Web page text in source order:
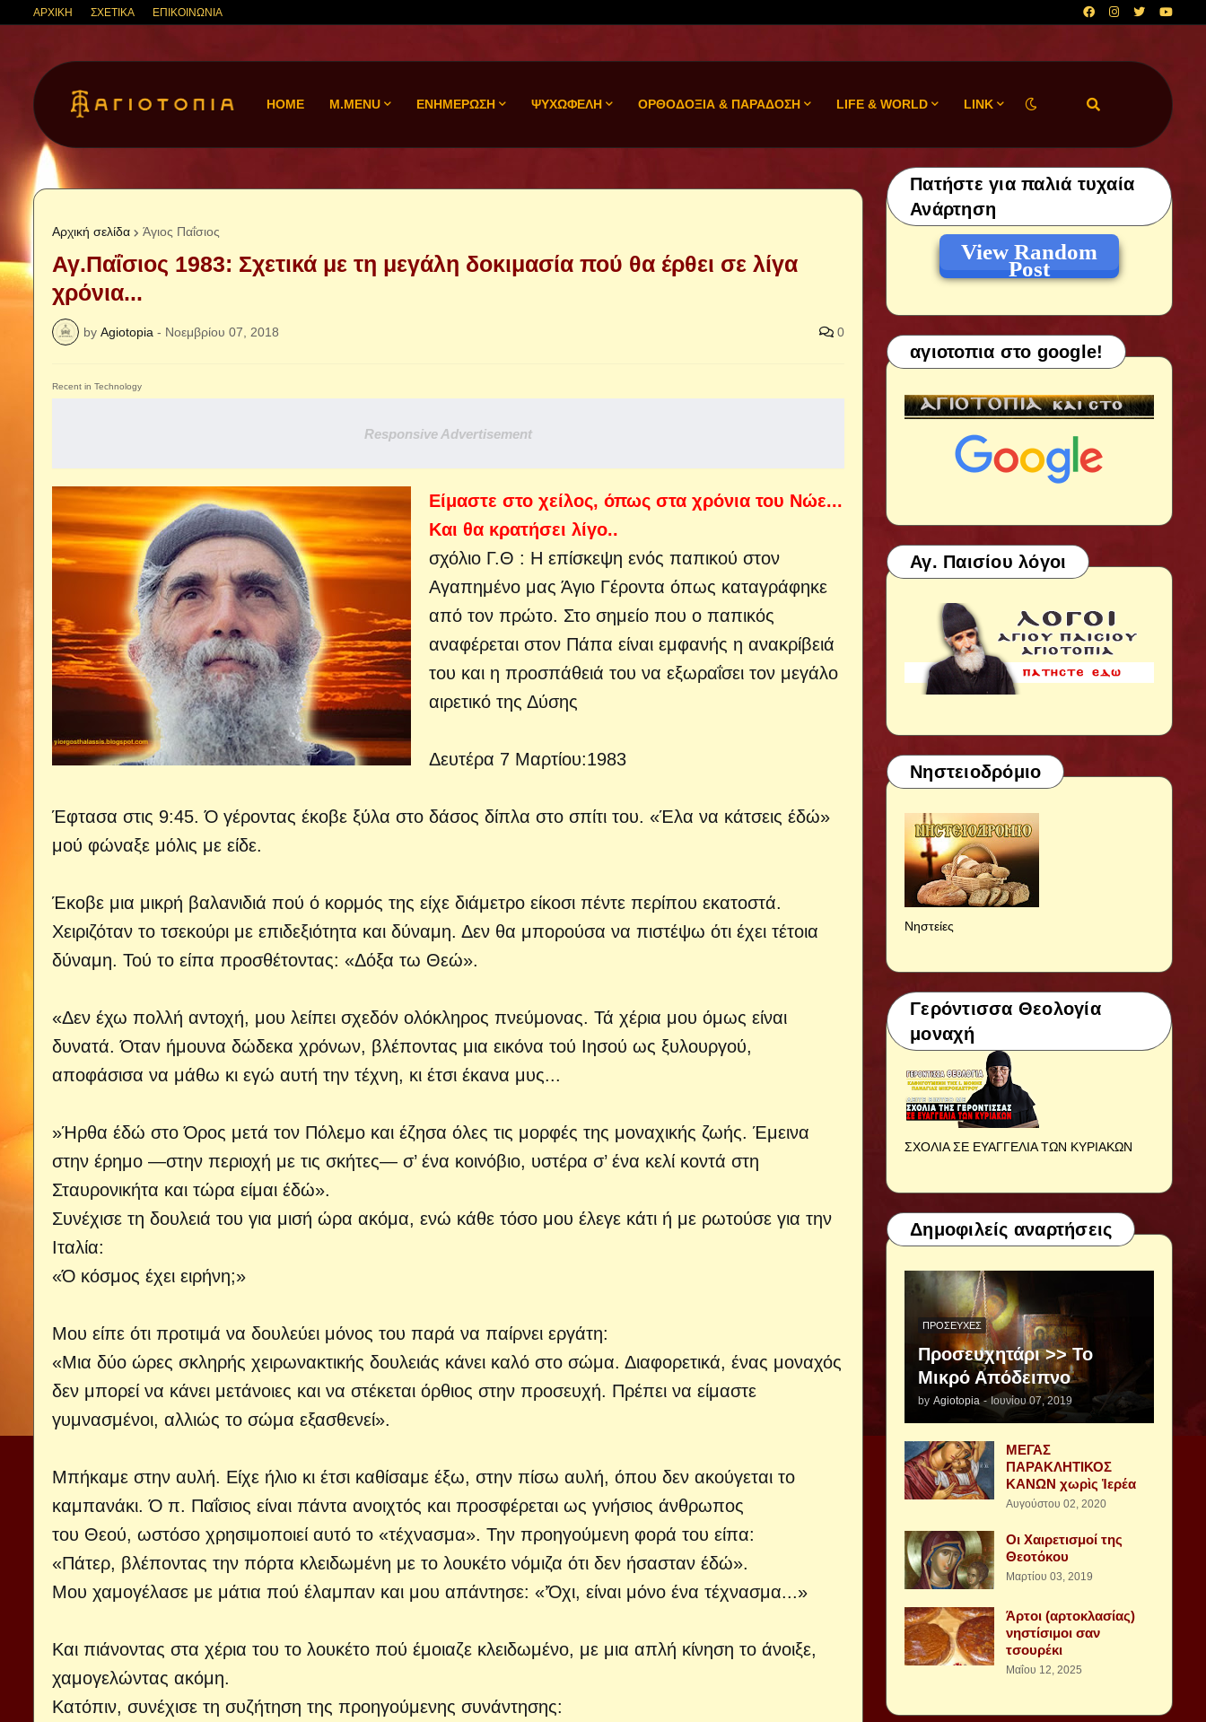
ΑΡΧΙΚΗ ΣΧΕΤΙΚΑ ΕΠΙΚΟΙΝΩΝΙΑ
HOME M.MENU ΕΝΗΜΕΡΩΣΗ ΨΥΧΩΦΕΛΗ ΟΡΘΟΔΟΞΙΑ & ΠΑΡΑΔΟΣΗ LIFE & WORLD LINK
Αρχική σελίδα Άγιος Παΐσιος
Αγ.Παΐσιος 1983: Σχετικά με τη μεγάλη δοκιμασία πού θα έρθει σε λίγα
χρόνια...
by Agiotopia - Νοεμβρίου 07, 2018 0
Recent in Technology
Responsive Advertisement
Είμαστε στο χείλος, όπως στα χρόνια του Νώε...
Και θα κρατήσει λίγο..
σχόλιο Γ.Θ : Η επίσκεψη ενός παπικού στον
Αγαπημένο μας Άγιο Γέροντα όπως καταγράφηκε
από τον πρώτο. Στο σημείο που ο παπικός
αναφέρεται στον Πάπα είναι εμφανής η ανακρίβειά
του και η προσπάθειά του να εξωραΐσει τον μεγάλο
αιρετικό της Δύσης
Δευτέρα 7 Μαρτίου:1983
Έφτασα στις 9:45. Ό γέροντας έκοβε ξύλα στο δάσος δίπλα στο σπίτι του. «Έλα να κάτσεις έδώ»
μού φώναξε μόλις με είδε.
Έκοβε μια μικρή βαλανιδιά πού ό κορμός της είχε διάμετρο είκοσι πέντε περίπου εκατοστά.
Χειριζόταν το τσεκούρι με επιδεξιότητα και δύναμη. Δεν θα μπορούσα να πιστέψω ότι έχει τέτοια
δύναμη. Τού το είπα προσθέτοντας: «Δόξα τω Θεώ».
«Δεν έχω πολλή αντοχή, μου λείπει σχεδόν ολόκληρος πνεύμονας. Τά χέρια μου όμως είναι
δυνατά. Όταν ήμουνα δώδεκα χρόνων, βλέποντας μια εικόνα τού Ιησού ως ξυλουργού,
αποφάσισα να μάθω κι εγώ αυτή την τέχνη, κι έτσι έκανα μυς...
»Ήρθα έδώ στο Όρος μετά τον Πόλεμο και έζησα όλες τις μορφές της μοναχικής ζωής. Έμεινα
στην έρημο —στην περιοχή με τις σκήτες— σ’ ένα κοινόβιο, υστέρα σ’ ένα κελί κοντά στη
Σταυρονικήτα και τώρα είμαι έδώ».
Συνέχισε τη δουλειά του για μισή ώρα ακόμα, ενώ κάθε τόσο μου έλεγε κάτι ή με ρωτούσε για την
Ιταλία:
«Ό κόσμος έχει ειρήνη;»
Μου είπε ότι προτιμά να δουλεύει μόνος του παρά να παίρνει εργάτη:
«Μια δύο ώρες σκληρής χειρωνακτικής δουλειάς κάνει καλό στο σώμα. Διαφορετικά, ένας μοναχός
δεν μπορεί να κάνει μετάνοιες και να στέκεται όρθιος στην προσευχή. Πρέπει να είμαστε
γυμνασμένοι, αλλιώς το σώμα εξασθενεί».
Μπήκαμε στην αυλή. Είχε ήλιο κι έτσι καθίσαμε έξω, στην πίσω αυλή, όπου δεν ακούγεται το
καμπανάκι. Ό π. Παΐσιος είναι πάντα ανοιχτός και προσφέρεται ως γνήσιος άνθρωπος
του Θεού, ωστόσο χρησιμοποιεί αυτό το «τέχνασμα». Την προηγούμενη φορά του είπα:
«Πάτερ, βλέποντας την πόρτα κλειδωμένη με το λουκέτο νόμιζα ότι δεν ήσασταν έδώ».
Μου χαμογέλασε με μάτια πού έλαμπαν και μου απάντησε: «’Όχι, είναι μόνο ένα τέχνασμα...»
Και πιάνοντας στα χέρια του το λουκέτο πού έμοιαζε κλειδωμένο, με μια απλή κίνηση το άνοιξε,
χαμογελώντας ακόμη.
Κατόπιν, συνέχισε τη συζήτηση της προηγούμενης συνάντησης:
Πατήστε για παλιά τυχαία
Ανάρτηση
View Random
Post
αγιοτοπια στο google!
Αγ. Παισίου λόγοι
Νηστειοδρόμιο
Νηστείες
Γερόντισσα Θεολογία
μοναχή
ΣΧΟΛΙΑ ΣΕ ΕΥΑΓΓΕΛΙΑ ΤΩΝ ΚΥΡΙΑΚΩΝ
Δημοφιλείς αναρτήσεις
ΠΡΟΣΕΥΧΈΣ
Προσευχητάρι >> Το
Μικρό Απόδειπνο
by Agiotopia - Ιουνίου 07, 2019
ΜΕΓΑΣ
ΠΑΡΑΚΛΗΤΙΚΟΣ
ΚΑΝΩΝ χωρὶς Ἱερέα
Αυγούστου 02, 2020
Οι Χαιρετισμοί της
Θεοτόκου
Μαρτίου 03, 2019
Άρτοι (αρτοκλασίας)
νηστίσιμοι σαν
τσουρέκι
Μαΐου 12, 2025